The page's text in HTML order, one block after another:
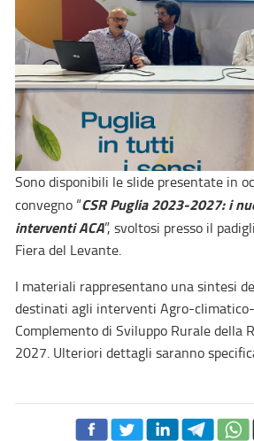
Sono disponibili le slide presentate in
convegno “CSR Puglia 2023-2027: i
interventi ACA”, svoltosi presso il
Fiera del Levante.
I materiali rappresentano una sintesi
destinati agli interventi Agro-
Complemento di Sviluppo Rurale della
2027. Ulteriori dettagli saranno